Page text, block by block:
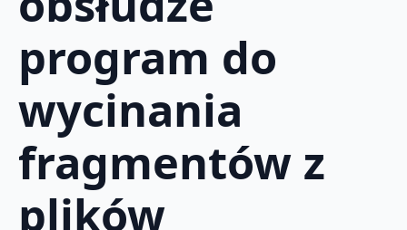
program do
wycinania
fragmentów z
plików